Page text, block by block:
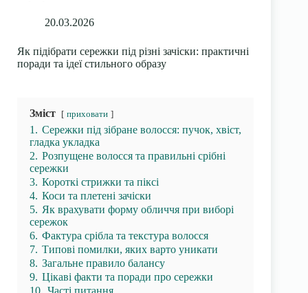
20.03.2026
Як підібрати сережки під різні зачіски: практичні
поради та ідеї стильного образу
Зміст приховати
1. Сережки під зібране волосся: пучок, хвіст,
гладка укладка
2. Розпущене волосся та правильні срібні
сережки
3. Короткі стрижки та піксі
4. Коси та плетені зачіски
5. Як врахувати форму обличчя при виборі
сережок
6. Фактура срібла та текстура волосся
7. Типові помилки, яких варто уникати
8. Загальне правило балансу
9. Цікаві факти та поради про сережки
10. Часті питання